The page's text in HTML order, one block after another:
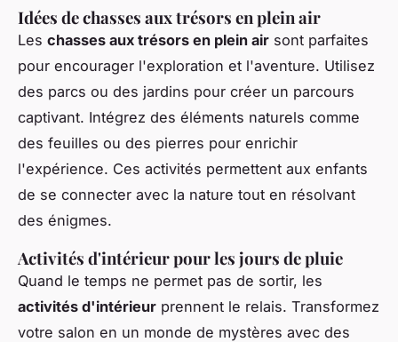
Idées de chasses aux trésors en plein air
Les chasses aux trésors en plein air sont parfaites
pour encourager l'exploration et l'aventure. Utilisez
des parcs ou des jardins pour créer un parcours
captivant. Intégrez des éléments naturels comme
des feuilles ou des pierres pour enrichir
l'expérience. Ces activités permettent aux enfants
de se connecter avec la nature tout en résolvant
des énigmes.
Activités d'intérieur pour les jours de pluie
Quand le temps ne permet pas de sortir, les
activités d'intérieur prennent le relais. Transformez
votre salon en un monde de mystères avec des